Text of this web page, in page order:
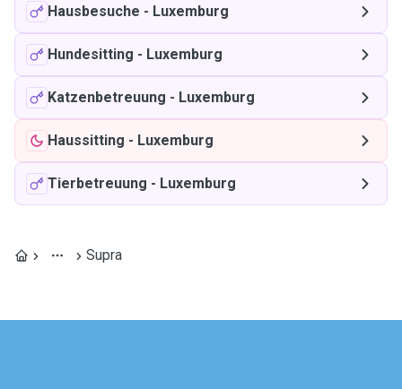
Hausbesuche - Luxemburg
Hundesitting - Luxemburg
Katzenbetreuung - Luxemburg
Haussitting - Luxemburg
Tierbetreuung - Luxemburg
Supra